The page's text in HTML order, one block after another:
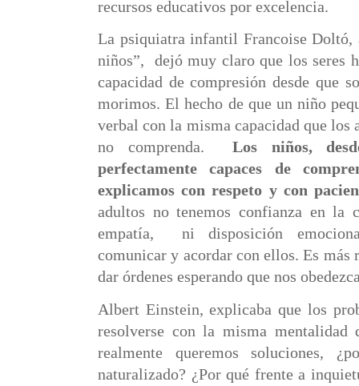
recursos educativos por excelencia.
La psiquiatra infantil Francoise Doltó,
niños”,
dejó muy claro que los seres
capacidad de compresión desde que
morimos. El hecho de que un niño
verbal con la misma capacidad que los
no comprenda.
Los niños,
perfectamente capaces de
explicamos con respeto y con
adultos no tenemos confianza en la
empatía,
ni disposición
comunicar y acordar con ellos. Es
dar órdenes esperando que nos
Albert Einstein, explicaba que los
resolverse con la misma mentalidad
realmente queremos soluciones,
naturalizado? ¿Por qué frente a